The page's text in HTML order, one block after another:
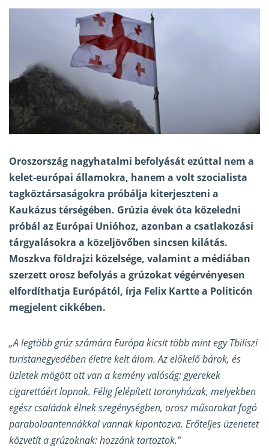
Oroszország nagyhatalmi befolyását ezúttal nem a
kelet-európai államokra, hanem a volt szocialista
tagköztársaságokra próbálja kiterjeszteni a
Kaukázus térségében. Grúzia évek óta közeledni
próbál az Európai Unióhoz, azonban a csatlakozási
tárgyalásokra a közeljövőben sincsen kilátás.
Moszkva földrajzi közelsége, valamint a médiában
szerzett orosz befolyás a grúzokat végérvényesen
elfordíthatja Európától, írja Felix Kartte a Politicón
megjelentcikkében.
„A legtöbb grúz számára Európa kicsit több mint egy Tbiliszi
turistanegyedében életre kelt álom. Az előkelő bárok, és
üzletek mögött ott van a kemény valóság: gyerekek
cigarettáért lopnak. Félig felépített toronyházak, melyekben
egész családok élnek szegénységben, orosz műsorokat fogó
parabolaantennákkal vannak kipontozva. Erőteljes üzenetet
közvetít a grúzoknak: hozzánk tartoztok.”